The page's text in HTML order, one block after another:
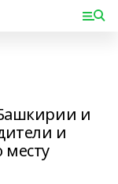
и
и